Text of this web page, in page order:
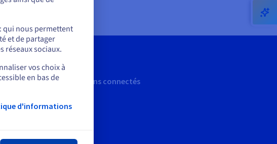
Restons connectés
qui nous permettent
et de partager
réseaux sociaux.
vos choix à
en bas de
d'informations